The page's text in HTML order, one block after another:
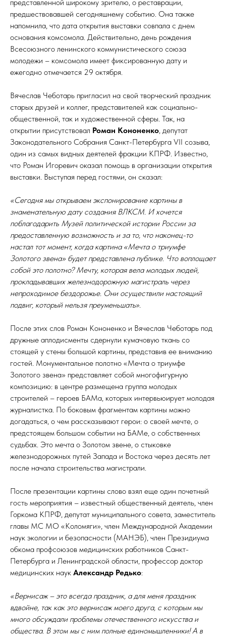
представленной широкому зрителю, о реставрации,
предшествовавшей сегодняшнему событию. Она также
напомнила, что дата открытия выставки совпала с днем
основания комсомола. Действительно, день рождения
Всесоюзного ленинского коммунистического союза
молодежи – комсомола имеет фиксированную дату и
ежегодно отмечается 29 октября.
Вячеслав Чеботарь пригласил на свой творческий праздник
старых друзей и коллег, представителей как социально-
общественной, так и художественной сферы. Так, на
открытии присутствовал Роман Кононенко, депутат
Законодательного Собрания Санкт-Петербурга VII созыва,
один из самых видных деятелей фракции КПРФ. Известно,
что Роман Игоревич оказал помощь в организации открытия
выставки. Выступая перед гостями, он сказал:
«Сегодня мы открываем экспонирование картины в
знаменательную дату создания ВЛКСМ. И хочется
поблагодарить Музей политической истории России за
предоставленную возможность и за то, что наконец-то
настал тот момент, когда картина «Мечта о триумфе
Золотого звена» будет представлена публике. Что воплощает
собой это полотно? Мечту, которая вела молодых людей,
прокладывавших железнодорожную магистраль через
непроходимое бездорожье. Они осуществили настоящий
подвиг, который нельзя преуменьшать».
После этих слов Роман Кононенко и Вячеслав Чеботарь под
дружные аплодисменты сдернули кумачовую ткань со
стоящей у стены большой картины, представив ее вниманию
гостей. Монументальное полотно «Мечта о триумфе
Золотого звена» представляет собой многофигурную
композицию: в центре размещена группа молодых
строителей – героев БАМа, которых интервьюирует молодая
журналистка. По боковым фрагментам картины можно
догадаться, о чем рассказывают герои: о своей мечте, о
предстоящем большом событии на БАМе, о собственных
судьбах. Это мечта о Золотом звене, о стыковке
железнодорожных путей Запада и Востока через десять лет
после начала строительства магистрали.
После презентации картины слово взял еще один почетный
гость мероприятия – известный общественный деятель, член
Горкома КПРФ, депутат муниципального совета, заместитель
главы МС МО «Коломяги», член Международной Академии
наук экологии и безопасности (МАНЭБ), член Президиума
обкома профсоюзов медицинских работников Санкт-
Петербурга и Ленинградской области, профессор доктор
медицинских наук Александр Редько:
«Вернисаж – это всегда праздник, а для меня праздник
вдвойне, так как это вернисаж моего друга, с которым мы
много обсуждали проблемы отечественного искусства и
общества. В этом мы с ним полные единомышленники! А в